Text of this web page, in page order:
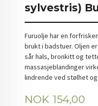
sylvestris)
Furuolje har en
brukt i badstuer. Oljen
sår hals, bronkitt og
massasjeblandinger
lindrende ved stølhet
Pris
NOK 154,00